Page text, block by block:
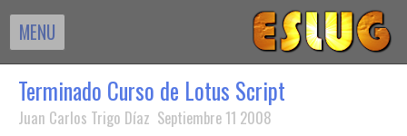
MENU
Terminado Curso de Lotus Script
Juan Carlos Trigo Díaz Septiembre 11 2008